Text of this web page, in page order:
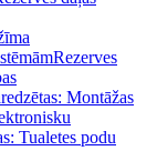
Rezerves
Montāžas
Tualetes podu